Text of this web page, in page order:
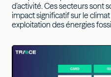
d’activité. Ces secteurs sont
impact significatif sur le
exploitation des énergies